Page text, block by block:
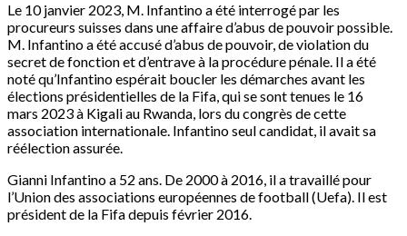
Le 10 janvier 2023, M. Infantino a été interrogé par les
procureurs suisses dans une affaire d’abus de pouvoir possible.
M. Infantino a été accusé d’abus de pouvoir, de violation du
secret de fonction et d’entrave à la procédure pénale. Il a été
noté qu’Infantino espérait boucler les démarches avant les
élections présidentielles de la Fifa, qui se sont tenues le 16
mars 2023 à Kigali au Rwanda, lors du congrès de cette
association internationale. Infantino seul candidat, il avait sa
réélection assurée.
Gianni Infantino a 52 ans. De 2000 à 2016, il a travaillé pour
l’Union des associations européennes de football (Uefa). Il est
président de la Fifa depuis février 2016.